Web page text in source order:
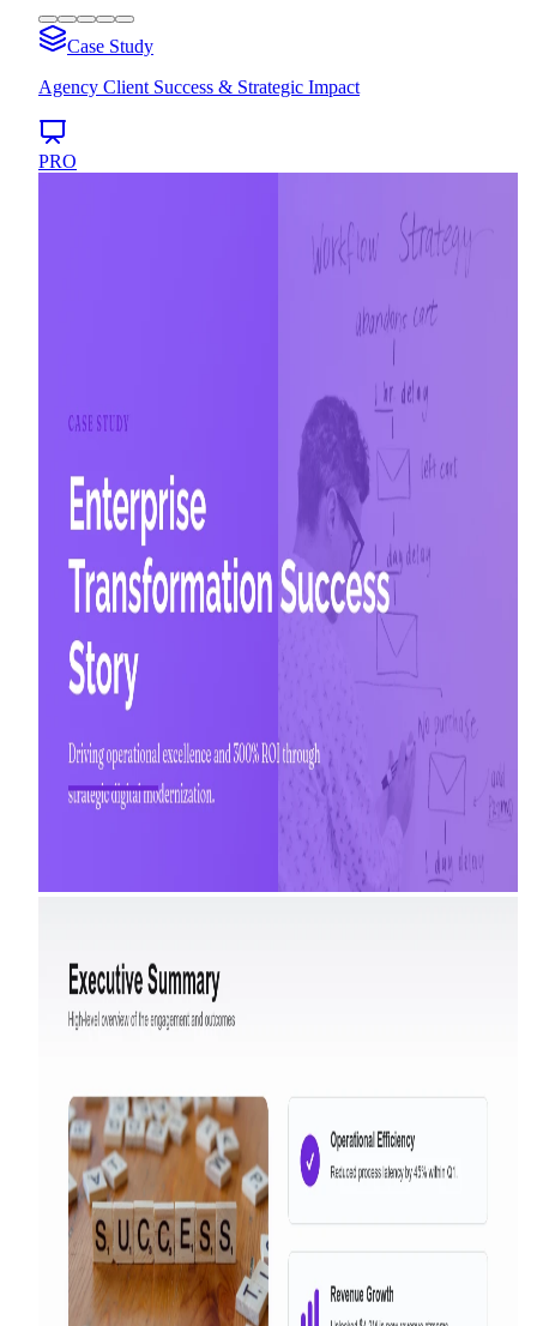
Case Study
Agency Client Success & Strategic Impact
PRO